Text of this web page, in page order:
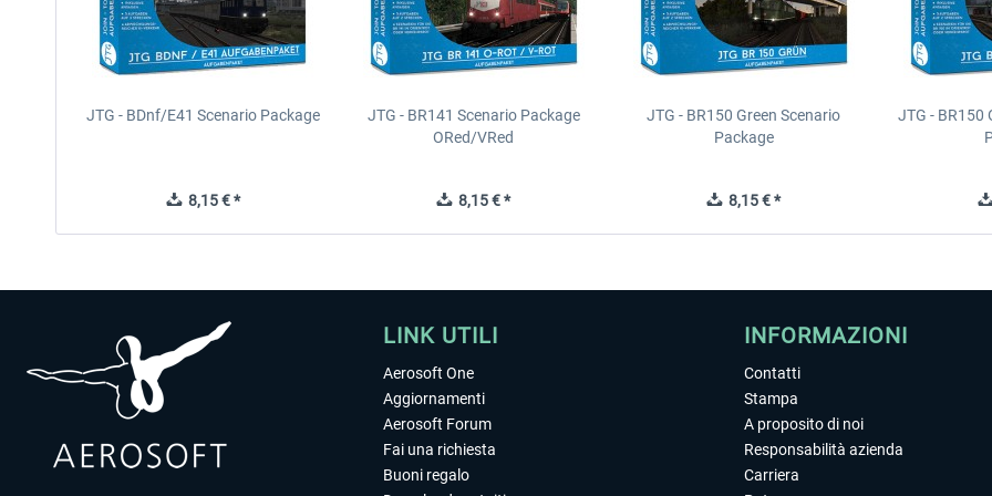
JTG - BDnf/E41 Scenario Package
8,15 € *
JTG - BR141 Scenario Package
ORed/VRed
8,15 € *
JTG - BR150 Green Scenario
Package
8,15 € *
JTG - BR150
LINK UTILI
Aerosoft One
Aggiornamenti
Aerosoft Forum
Fai una richiesta
Buoni regalo
INFORMAZIONI
Contatti
Stampa
A proposito di noi
Responsabilità azienda
Carriera